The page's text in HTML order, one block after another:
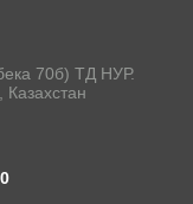
70б) ТД НУР.